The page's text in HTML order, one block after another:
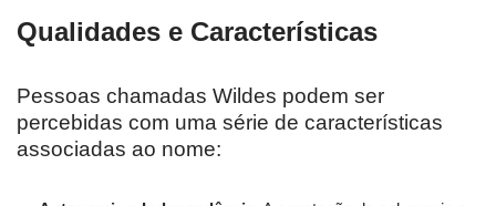
Qualidades e Características
Pessoas chamadas Wildes podem ser
percebidas com uma série de características
associadas ao nome: